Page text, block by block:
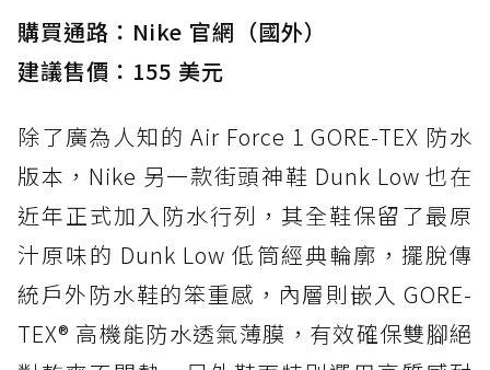
購買通路：Nike 官網（國外）
建議售價：155 美元
除了廣為人知的 Air Force 1 GORE-TEX 防水
版本，Nike 另一款街頭神鞋 Dunk Low 也在
近年正式加入防水行列，其全鞋保留了最原
汁原味的 Dunk Low 低筒經典輪廓，擺脫傳
統戶外防水鞋的笨重感，內層則嵌入 GORE-
TEX® 高機能防水透氣薄膜，有效確保雙腳絕